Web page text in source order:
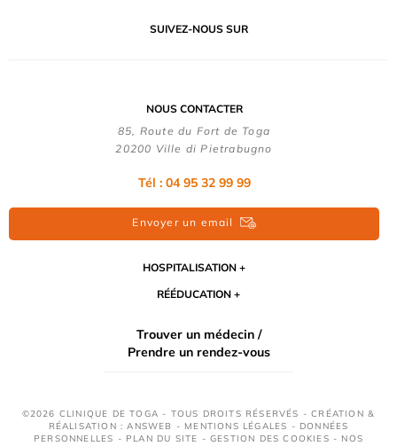
SUIVEZ-NOUS SUR
NOUS CONTACTER
85, Route du Fort de Toga
20200 Ville di Pietrabugno
Tél : 04 95 32 99 99
Envoyer un email
HOSPITALISATION
RÉÉDUCATION
Trouver un médecin /
Prendre un rendez-vous
©2026 CLINIQUE DE TOGA - TOUS DROITS RÉSERVÉS - CRÉATION &
RÉALISATION : ANSWEB - MENTIONS LÉGALES - DONNÉES
PERSONNELLES - PLAN DU SITE - GESTION DES COOKIES - NOS